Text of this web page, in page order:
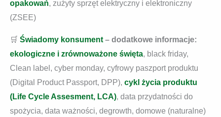
opakowań, zużyty sprzęt elektryczny i elektroniczny
(ZSEE)
🛒 Świadomy konsument – dodatkowe informacje:
ekologiczne i zrównoważone święta, black friday,
Clean label, cyber monday, cyfrowy paszport produktu
(Digital Product Passport, DPP), cykl życia produktu
(Life Cycle Assesment, LCA), data przydatności do
spożycia, data ważności, degrowth, domowe (naturalne)